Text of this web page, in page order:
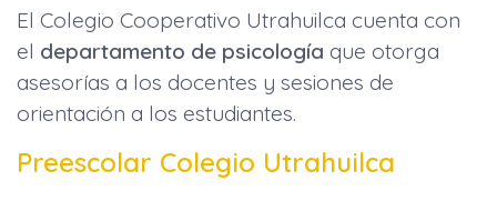
El Colegio Cooperativo Utrahuilca cuenta con
el departamento de psicología que otorga
asesorías a los docentes y sesiones de
orientación a los estudiantes.
Preescolar Colegio Utrahuilca